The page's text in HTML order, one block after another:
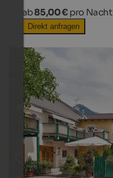
ab85,00 € pro Nacht
Direkt anfragen